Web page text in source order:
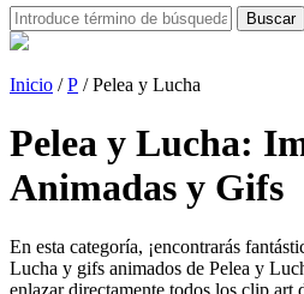
Buscar
Inicio /P / Pelea y Lucha
Pelea y Lucha:
Animadas y Gifs
En esta categoría, ¡encontrarás
Lucha y gifs animados de Pelea y
enlazar directamente todos los clip art